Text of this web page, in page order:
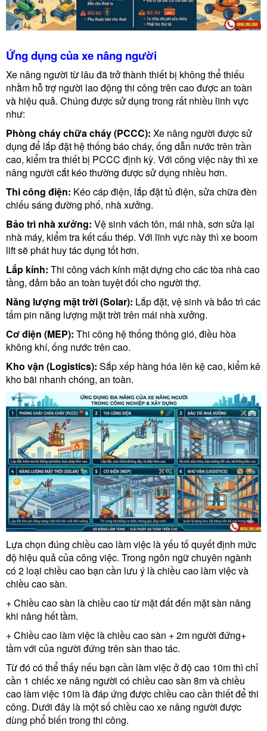
Ứng dụng của xe nâng người
Xe nâng người từ lâu đã trở thành thiết bị không thể thiếu
nhằm hỗ trợ người lao động thi công trên cao được an toàn
và hiệu quả. Chúng được sử dụng trong rất nhiều lĩnh vực
như:
Phòng cháy chữa cháy (PCCC): Xe nâng người được sử
dụng để lắp đặt hệ thống báo cháy, ống dẫn nước trên trần
cao, kiểm tra thiết bị PCCC định kỳ. Với công việc này thì xe
nâng người cắt kéo thường được sử dụng nhiều hơn.
Thi công điện: Kéo cáp điện, lắp đặt tủ điện, sửa chữa đèn
chiếu sáng đường phố, nhà xưởng.
Bảo trì nhà xưởng: Vệ sinh vách tôn, mái nhà, sơn sửa lại
nhà máy, kiểm tra kết cấu thép. Với lĩnh vực này thì xe boom
lift sẽ phát huy tác dụng tốt hơn.
Lắp kính: Thi công vách kính mặt dựng cho các tòa nhà cao
tầng, đảm bảo an toàn tuyệt đối cho người thợ.
Năng lượng mặt trời (Solar): Lắp đặt, vệ sinh và bảo trì các
tấm pin năng lượng mặt trời trên mái nhà xưởng.
Cơ điện (MEP): Thi công hệ thống thông gió, điều hòa
không khí, ống nước trên cao.
Kho vận (Logistics): Sắp xếp hàng hóa lên kệ cao, kiểm kê
kho bãi nhanh chóng, an toàn.
Lựa chọn đúng chiều cao làm việc là yếu tố quyết định mức
độ hiệu quả của công việc. Trong ngôn ngữ chuyên ngành
có 2 loại chiều cao bạn cần lưu ý là chiều cao làm việc và
chiều cao sàn.
+ Chiều cao sàn là chiều cao từ mặt đất đến mặt sàn nâng
khi nâng hết tầm.
+ Chiều cao làm việc là chiều cao sàn + 2m người đứng+
tầm với của người đứng trên sàn thao tác.
Từ đó có thể thấy nếu bạn cần làm việc ở độ cao 10m thì chỉ
cần 1 chiếc xe nâng người có chiều cao sàn 8m và chiều
cao làm việc 10m là đáp ứng được chiều cao cần thiết để thi
công. Dưới đây là một số chiều cao xe nâng người được
dùng phổ biến trong thi công.